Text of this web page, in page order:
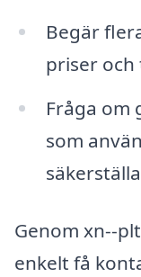
Begär
priser och
Fråga om
som
Genom xn--
enkelt få